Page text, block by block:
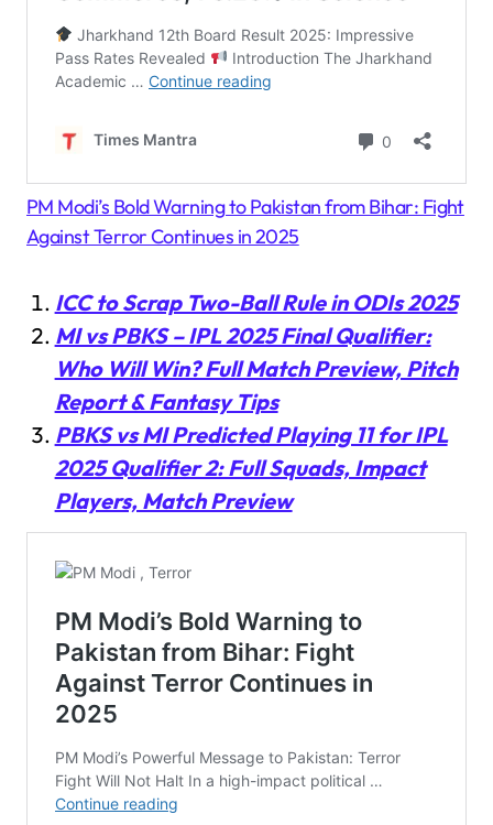
PM Modi’s Bold Warning to Pakistan from Bihar: Fight
Against Terror Continues in 2025
ICC to Scrap Two-Ball Rule in ODIs 2025
MI vs PBKS – IPL 2025 Final Qualifier:
Who Will Win? Full Match Preview, Pitch
Report & Fantasy Tips
PBKS vs MI Predicted Playing 11 for IPL
2025 Qualifier 2: Full Squads, Impact
Players, Match Preview